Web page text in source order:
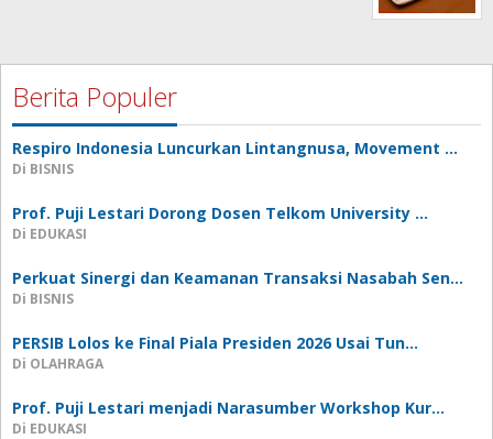
Berita Populer
Respiro Indonesia Luncurkan Lintangnusa, Movement …
Di BISNIS
Prof. Puji Lestari Dorong Dosen Telkom University …
Di EDUKASI
Perkuat Sinergi dan Keamanan Transaksi Nasabah Sen…
Di BISNIS
PERSIB Lolos ke Final Piala Presiden 2026 Usai Tun…
Di OLAHRAGA
Prof. Puji Lestari menjadi Narasumber Workshop Kur…
Di EDUKASI